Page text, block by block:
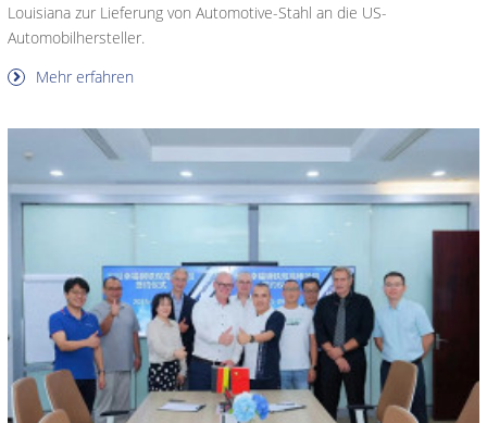
Louisiana zur Lieferung von Automotive-Stahl an die US-
Automobilhersteller.
Mehr erfahren